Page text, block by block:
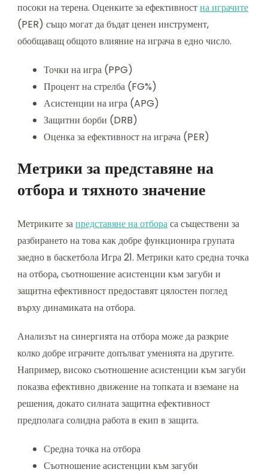
посоки на терена. Оценките за ефективностна играчите
(PER) също могат да бъдат ценен инструмент,
обобщаващ общото влияние на играча в едно число.
Точки на игра (PPG)
Процент на стрелба (FG%)
Асистенции на игра (APG)
Защитни борби (DRB)
Оценка за ефективност на играча (PER)
Метрики за представяне на
отбора и тяхното значение
Метриките запредставяне на отбораса съществени за
разбирането на това как добре функционира групата
заедно в баскетбола Игра 21. Метрики като средна точка
на отбора, съотношение асистенции към загуби и
защитна ефективност предоставят цялостен поглед
върху динамиката на отбора.
Анализът на синергията на отбора може да разкрие
колко добре играчите допълват уменията на другите.
Например, високо съотношение асистенции към загуби
показва ефективно движение на топката и вземане на
решения, докато силната защитна ефективност
предполага солидна работа в екип в защита.
Средна точка на отбора
Съотношение асистенции към загуби